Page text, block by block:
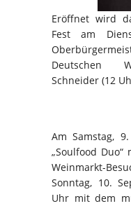
Eröffnet wird
Fest am
Deutschen
Schneider (12
Am Samstag,
„Soulfood
Weinmarkt-
Sonntag, 10.
Uhr mit dem